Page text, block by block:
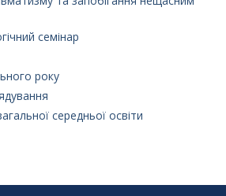
семінар
року
середньої освіти